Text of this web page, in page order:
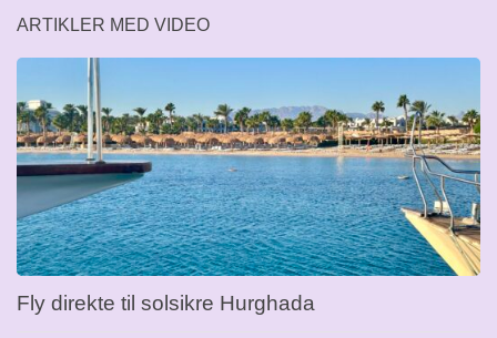
ARTIKLER MED VIDEO
Fly direkte til solsikre Hurghada